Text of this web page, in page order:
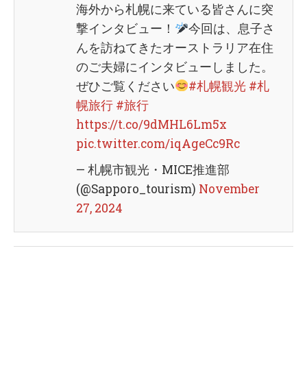
海外から札幌に来ている皆さんに突
撃インタビュー！
今回は、息子さ
んを訪ねてきたオーストラリア在住
のご夫婦にインタビューしました。
ぜひご覧ください
#札幌観光 #札
幌旅行 #旅行
https://t.co/9dMHL6Lm5x
pic.twitter.com/iqAgeCc9Rc
— 札幌市観光・MICE推進部
(@Sapporo_tourism) November
27, 2024